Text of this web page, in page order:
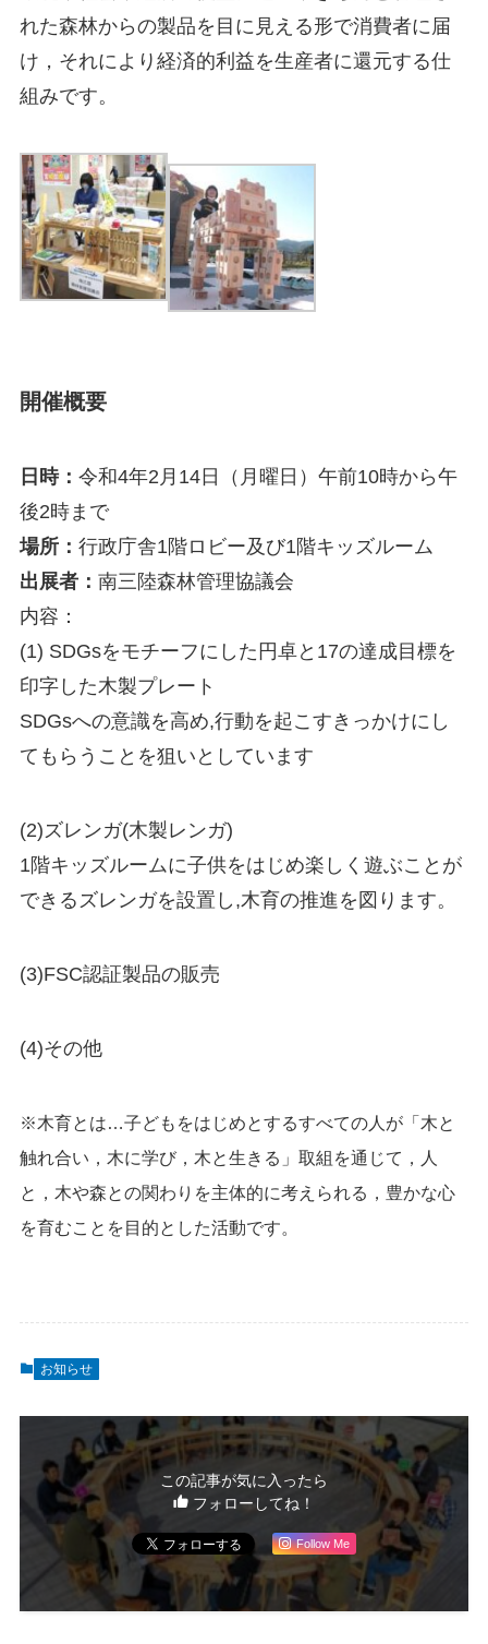
れた森林からの製品を目に見える形で消費者に届
け，それにより経済的利益を生産者に還元する仕
組みです。
開催概要
日時： 令和4年2月14日（月曜日）午前10時から午
後2時まで
場所： 行政庁舎1階ロビー及び1階キッズルーム
出展者： 南三陸森林管理協議会
内容：
(1) SDGsをモチーフにした円卓と17の達成目標を
印字した木製プレート
SDGsへの意識を高め,行動を起こすきっかけにし
てもらうことを狙いとしています
(2)ズレンガ(木製レンガ)
1階キッズルームに子供をはじめ楽しく遊ぶことが
できるズレンガを設置し,木育の推進を図ります。
(3)FSC認証製品の販売
(4)その他
※木育とは…子どもをはじめとするすべての人が「木と
触れ合い，木に学び，木と生きる」取組を通じて，人
と，木や森との関わりを主体的に考えられる，豊かな心
を育むことを目的とした活動です。
お知らせ
この記事が気に入ったら
フォローしてね！
Follow Me